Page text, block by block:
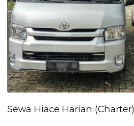
Sewa Hiace Harian (Charter)